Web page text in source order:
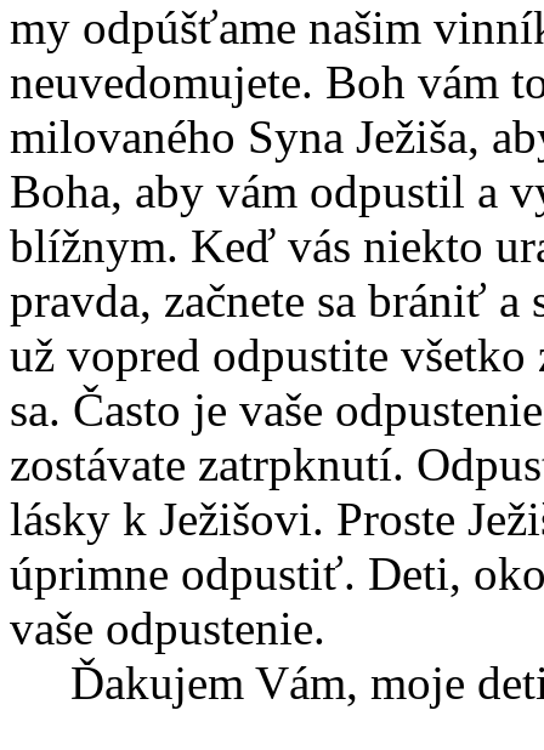
my odpúšťame našim
neuvedomujete. Boh vám
milovaného Syna Ježiša,
Boha, aby vám odpustil a
blížnym. Keď vás niekto
pravda, začnete sa brániť
už vopred odpustite
sa. Často je vaše
zostávate zatrpknutí.
lásky k Ježišovi. Proste
úprimne odpustiť. Deti,
vaše odpustenie.
Ďakujem Vám, moje